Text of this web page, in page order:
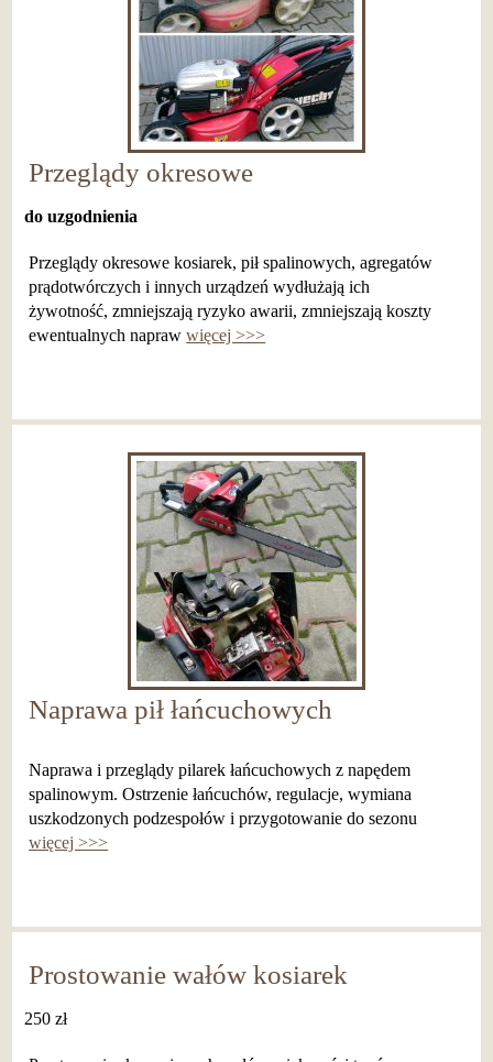
Przeglądy okresowe
do uzgodnienia
Przeglądy okresowe kosiarek, pił spalinowych, agregatów
prądotwórczych i innych urządzeń wydłużają ich
żywotność, zmniejszają ryzyko awarii, zmniejszają koszty
ewentualnych naprawwięcej >>>
Naprawa pił łańcuchowych
Naprawa i przeglądy pilarek łańcuchowych z napędem
spalinowym. Ostrzenie łańcuchów, regulacje, wymiana
uszkodzonych podzespołów i przygotowanie do sezonu
więcej >>>
Prostowanie wałów kosiarek
250 zł